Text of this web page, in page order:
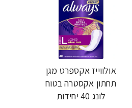
אולווייז אקספרט מגן
תחתון אקסטרה בטוח
לונג 40 יחידות